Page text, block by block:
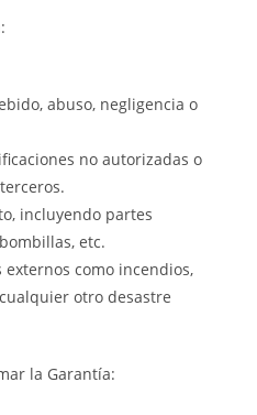
abuso, negligencia o
no autorizadas o
incluyendo partes
etc.
como incendios,
otro desastre
la Garantía: